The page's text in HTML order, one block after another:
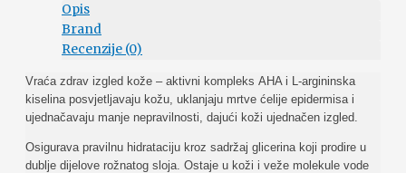
Opis
Brand
Recenzije (0)
Vraća zdrav izgled kože – aktivni kompleks AHA i L-argininska
kiselina posvjetljavaju kožu, uklanjaju mrtve ćelije epidermisa i
ujednačavaju manje nepravilnosti, dajući koži ujednačen izgled.
Osigurava pravilnu hidrataciju kroz sadržaj glicerina koji prodire u
dublje dijelove rožnatog sloja. Ostaje u koži i veže molekule vode